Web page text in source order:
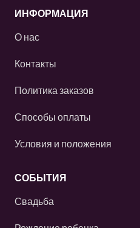
ИНФОРМАЦИЯ
О нас
Контакты
Политика заказов
Способы оплаты
Условия и положения
СОБЫТИЯ
Свадьба